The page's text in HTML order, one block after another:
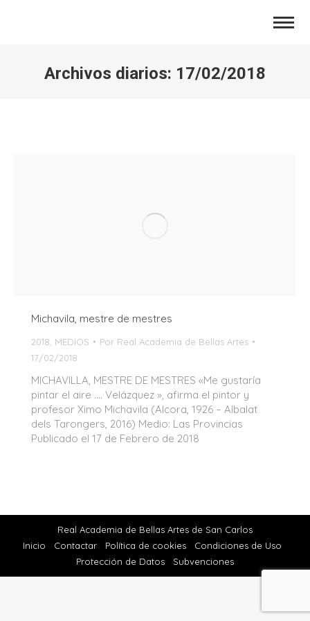
Archivos diarios: 17/02/2018
Michavila, mestre de mestres
2018 MEDIOS Por Real Academia de Bellas Artes
17/02/2018
MICHAVILLA, MESTRE DE MESTRES «Me gustaría
pintar el aire …. Velázquez », afirma el pintor y
profesor Ximo Michavila (Alcora, 1926 – Albalat
dels Tarongers, 2016) Medio: Las Provincias
Publicado el 17 de Febrero de 2018
Real Academia de Bellas Artes de San Carlos
Inicio
Contactar Política de cookies
Condiciones de Uso
Protección de Datos
Subvenciones